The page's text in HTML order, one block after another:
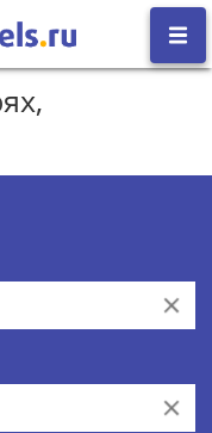
Clear
Clear